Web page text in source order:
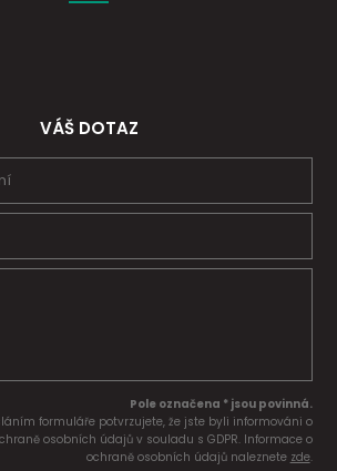
VÁŠ DOTAZ
Pole označena * jsou povinná.
formuláře potvrzujete, že jste byli informováni o
osobních údajů v souladu s GDPR. Informace o
ochraně osobních údajů naleznete zde.